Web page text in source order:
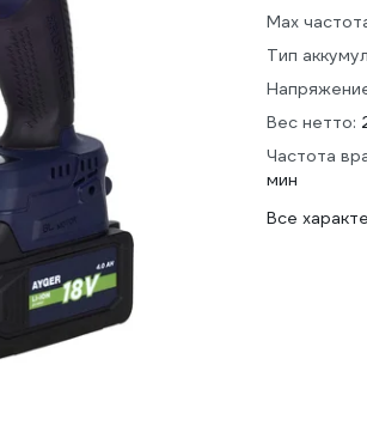
Мах
Тип
Вес нетто:
Частота
мин
Все